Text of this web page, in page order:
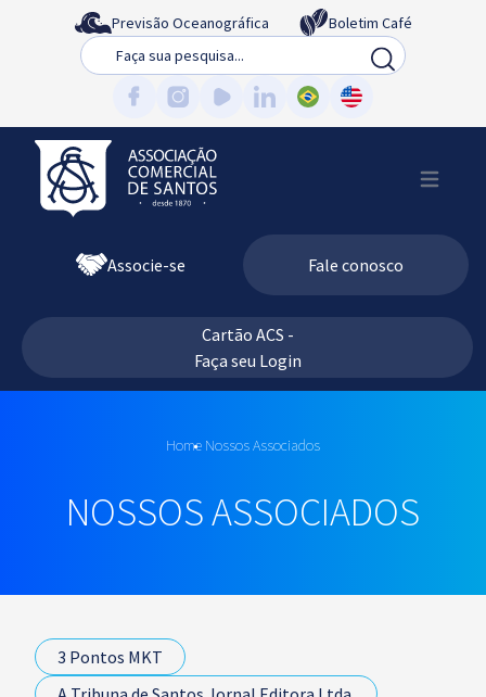
Previsão Oceanográfica
Boletim Café
Busca
Associe-se Fale conosco
Cartão ACS -
Faça seu Login
Home Nossos Associados
NOSSOS ASSOCIADOS
3 Pontos MKT